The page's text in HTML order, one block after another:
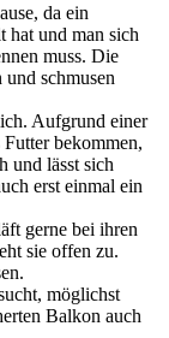
da ein
hat und man sich
muss. Die
schmusen
Aufgrund einer
bekommen,
und lässt sich
erst einmal ein
gerne bei ihren
sie offen zu.
möglichst
Balkon auch